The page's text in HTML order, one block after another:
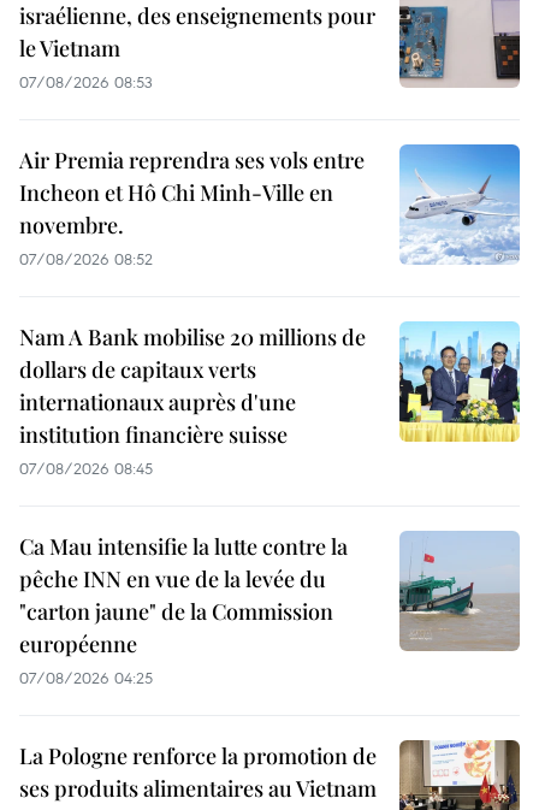
israélienne, des enseignements pour
le Vietnam
07/08/2026 08:53
Air Premia reprendra ses vols entre
Incheon et Hô Chi Minh-Ville en
novembre.
07/08/2026 08:52
Nam A Bank mobilise 20 millions de
dollars de capitaux verts
internationaux auprès d'une
institution financière suisse
07/08/2026 08:45
Ca Mau intensifie la lutte contre la
pêche INN en vue de la levée du
"carton jaune" de la Commission
européenne
07/08/2026 04:25
La Pologne renforce la promotion de
ses produits alimentaires au Vietnam